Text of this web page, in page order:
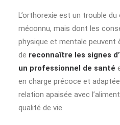
L’orthorexie est un trouble
méconnu, mais dont les
physique et mentale peuvent
de reconnaître les signes
un professionnel de santé
en charge précoce et
relation apaisée avec
qualité de vie.